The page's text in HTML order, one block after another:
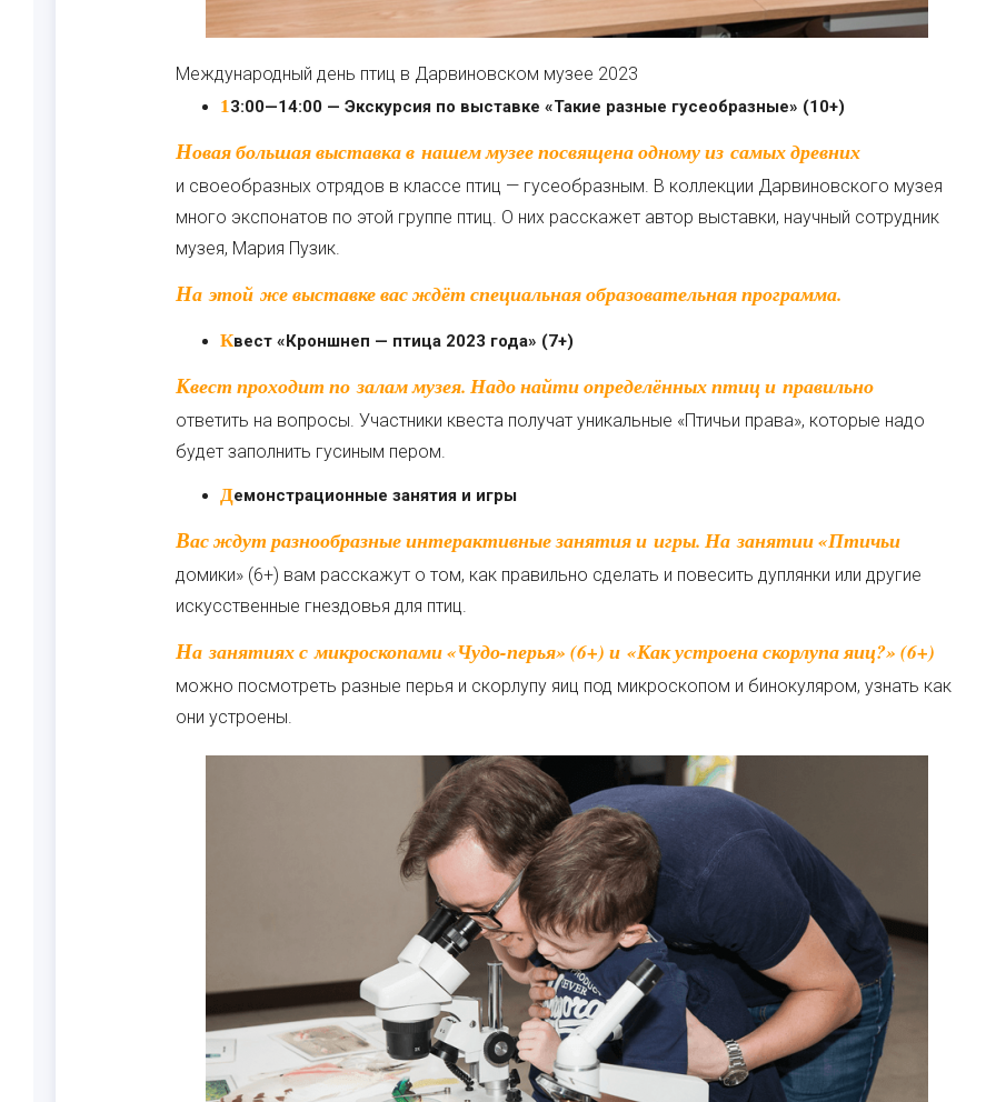
Международный день птиц в Дарвиновском музее 2023
13:00—14:00 — Экскурсия по выставке «Такие разные гусеобразные» (10+)
Новая большая выставка в нашем музее посвящена одному из самых древних
и своеобразных отрядов в классе птиц — гусеобразным. В коллекции Дарвиновского музея
много экспонатов по этой группе птиц. О них расскажет автор выставки, научный сотрудник
музея, Мария Пузик.
На этой же выставке вас ждёт специальная образовательная программа.
Квест «Кроншнеп — птица 2023 года» (7+)
Квест проходит по залам музея. Надо найти определённых птиц и правильно
ответить на вопросы. Участники квеста получат уникальные «Птичьи права», которые надо
будет заполнить гусиным пером.
Демонстрационные занятия и игры
Вас ждут разнообразные интерактивные занятия и игры. На занятии «Птичьи
домики» (6+) вам расскажут о том, как правильно сделать и повесить дуплянки или другие
искусственные гнездовья для птиц.
На занятиях с микроскопами «Чудо-перья» (6+) и «Как устроена скорлупа яиц?» (6+)
можно посмотреть разные перья и скорлупу яиц под микроскопом и бинокуляром, узнать как
они устроены.